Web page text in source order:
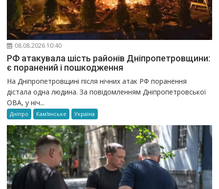
08.08.2026 10:40
РФ атакувала шість районів Дніпропетровщини:
є поранений і пошкодження
На Дніпропетровщині після нічних атак РФ поранення
дістала одна людина. За повідомленням Дніпропетровської
ОВА, у ніч...
Дніпро Кам'янське Україна